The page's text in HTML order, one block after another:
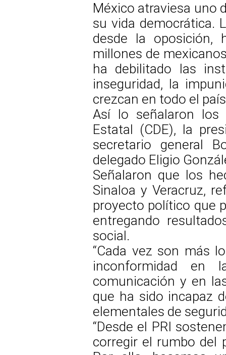
México atraviesa uno
su vida democrática.
desde la oposición,
millones de
ha debilitado las
inseguridad, la
crezcan en todo el
Así lo señalaron los
Estatal (CDE), la
secretario general
delegado Eligio
Señalaron que los
Sinaloa y Veracruz,
proyecto político que
entregando
social.
“Cada vez son más
inconformidad en
comunicación y en
que ha sido incapaz
elementales de
“Desde el PRI
corregir el rumbo del